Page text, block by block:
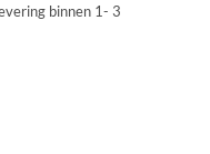
binnen 1- 3